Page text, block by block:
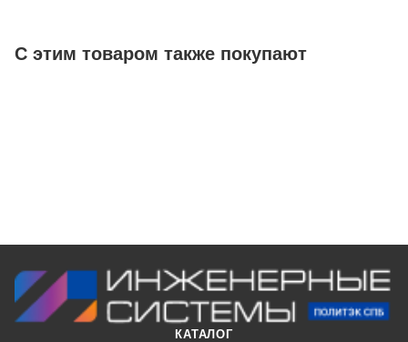
важные свойства материалов, такие как химическая
С этим товаром также покупают
КАТАЛОГ